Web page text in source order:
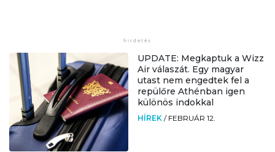
UPDATE: Megkaptuk a Wizz
Air válaszát. Egy magyar
utast nem engedtek fel a
repülőre Athénban igen
különös indokkal
HÍREK / FEBRUÁR 12.